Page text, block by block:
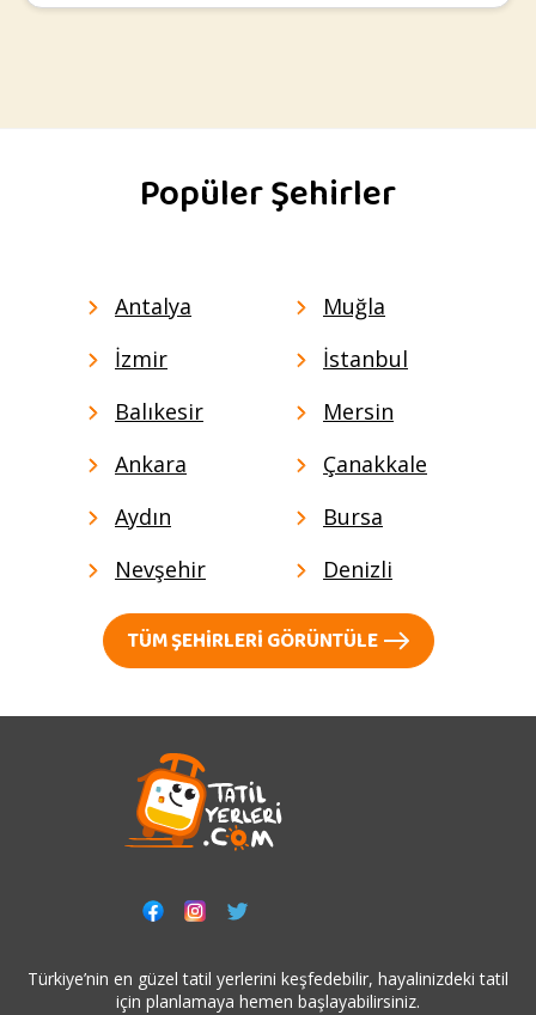
Popüler Şehirler
Antalya
Muğla
İzmir
İstanbul
Balıkesir
Mersin
Ankara
Çanakkale
Aydın
Bursa
Nevşehir
Denizli
TÜM ŞEHIRLERI GÖRÜNTÜLE
Türkiye’nin en güzel tatil yerlerini keşfedebilir, hayalinizdeki tatil
için planlamaya hemen başlayabilirsiniz.